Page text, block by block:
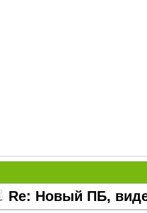
Re: Новый ПБ,